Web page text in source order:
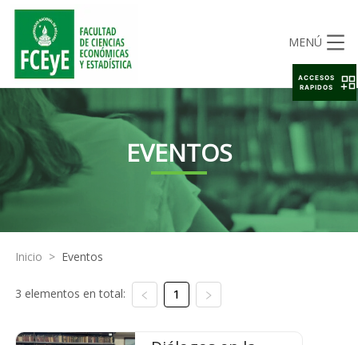
MENÚ
EVENTOS
Inicio > Eventos
3 elementos en total: 1
ACCESOS
RAPIDOS